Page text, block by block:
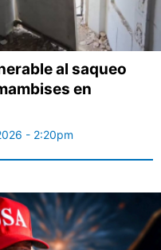
al saqueo
en
- 2:20pm